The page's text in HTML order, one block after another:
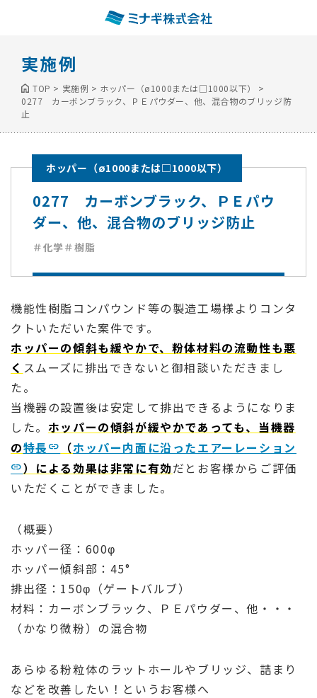
実施例
TOP > 実施例 > ホッパー（ø1000または□1000以下）
>
0277 カーボンブラック、ＰＥパウダー、他、混合物のブリッジ防
止
ホッパー（ø1000または□1000以下）
0277 カーボンブラック、ＰＥパウ
ダー、他、混合物のブリッジ防止
＃化学＃樹脂
機能性樹脂コンパウンド等の製造工場様よりコンタ
クトいただいた案件です。
ホッパーの傾斜も緩やかで、粉体材料の流動性も悪
く スムーズに排出できないと御相談いただきまし
た。
当機器の設置後は安定して排出できるようになりま
した。 ホッパーの傾斜が緩やかであっても、当機器
の特長 （ホッパー内面に沿ったエアーレーション
）による効果は非常に有効だとお客様からご評価
いただくことができました。
（概要）
ホッパー径：600φ
ホッパー傾斜部：45°
排出径：150φ（ゲートバルブ）
材料：カーボンブラック、ＰＥパウダー、他・・・
（かなり微粉）の混合物
あらゆる粉粒体のラットホールやブリッジ、詰まり
などを改善したい！というお客様へ